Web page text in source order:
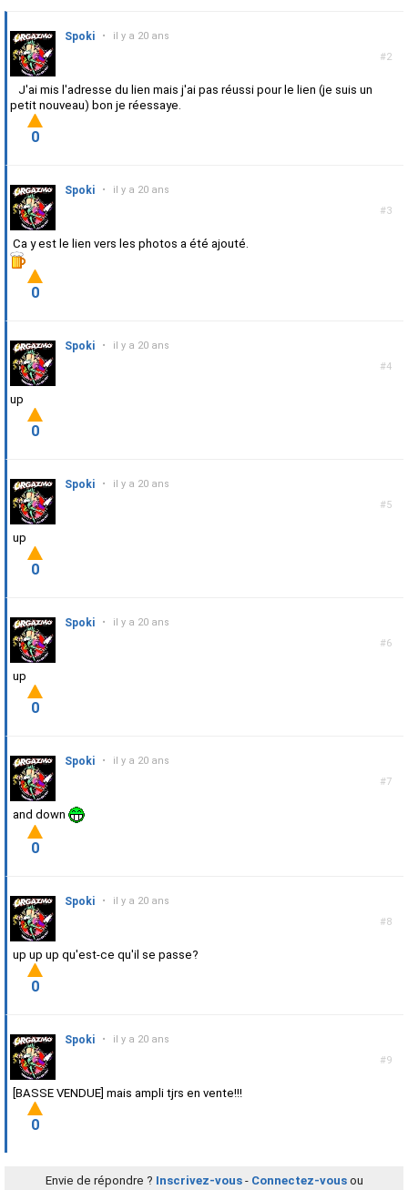
#2
Spoki • il y a 20 ans
J'ai mis l'adresse du lien mais j'ai pas réussi pour le lien (je suis un
petit nouveau) bon je réessaye.
0
#3
Spoki • il y a 20 ans
Ca y est le lien vers les photos a été ajouté.
0
#4
Spoki • il y a 20 ans
up
0
#5
Spoki • il y a 20 ans
up
0
#6
Spoki • il y a 20 ans
up
0
#7
Spoki • il y a 20 ans
and down
0
#8
Spoki • il y a 20 ans
up up up qu'est-ce qu'il se passe?
0
#9
Spoki • il y a 20 ans
[BASSE VENDUE] mais ampli tjrs en vente!!!
0
Envie de répondre ? Inscrivez-vous- Connectez-vousou